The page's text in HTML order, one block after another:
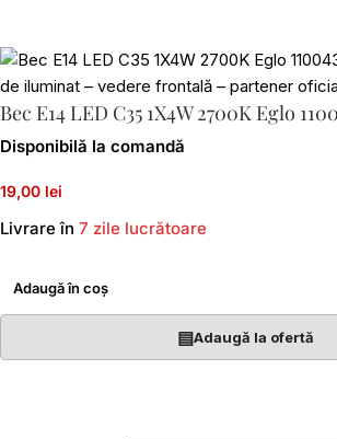
Bec E14 LED C35 1X4W 2700K Eglo
Disponibilă la comandă
19,00 lei
Livrare în 7 zile lucrătoare
Adaugă în coș
▤Adaugă la ofertă